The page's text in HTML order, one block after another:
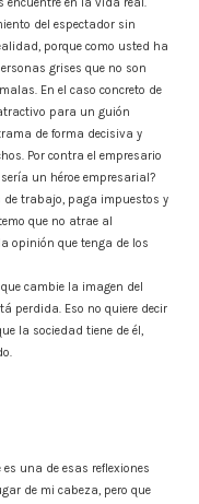
del espectador sin
porque como usted ha
grises que no son
En el caso concreto de
para un guión
de forma decisiva y
Por contra el empresario
un héroe empresarial?
de trabajo, paga impuestos y
que no atrae al
opinión que tenga de los
cambie la imagen del
perdida. Eso no quiere decir
la sociedad tiene de él,
es una de esas reflexiones
de mi cabeza, pero que